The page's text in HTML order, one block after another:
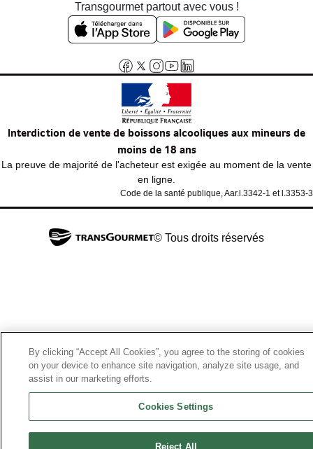
Transgourmet partout avec vous !
Interdiction de vente de boissons alcooliques aux mineurs de
moins de 18 ans
La preuve de majorité de l'acheteur est exigée au moment de la vente
en ligne.
Code de la santé publique, Aar.l.3342-1 et l.3353-3
© Tous droits réservés
By clicking “Accept All Cookies”, you agree to the storing of cookies
on your device to enhance site navigation, analyze site usage, and
assist in our marketing efforts.
Cookies Settings
Reject All